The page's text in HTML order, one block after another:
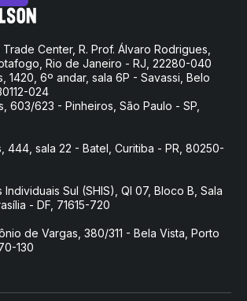
Center, R. Prof. Álvaro Rodrigues,
Rio de Janeiro - RJ, 22280-040
1420, 6º andar, sala 6P - Savassi, Belo
024
603/623 - Pinheiros, São Paulo - SP,
444, sala 22 - Batel, Curitiba - PR, 80250-
Sul (SHIS), QI 07, Bloco B, Sala
- DF, 71615-720
de Vargas, 380/311 - Bela Vista, Porto
130